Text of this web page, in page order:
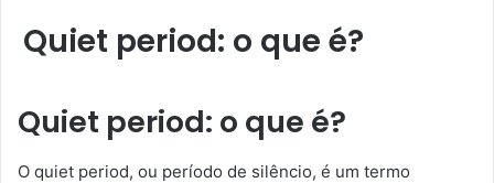
Quiet period: o que é?
Quiet period: o que é?
O quiet period, ou período de silêncio, é um termo